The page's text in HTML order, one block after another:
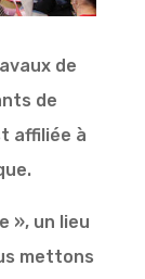
de
de
affiliée à
», un lieu
mettons